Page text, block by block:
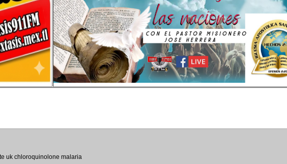
uk chloroquinolone malaria